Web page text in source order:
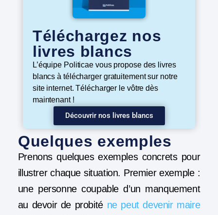
Téléchargez nos
livres blancs
L’équipe Politicae vous propose des livres
blancs à télécharger gratuitement sur notre
site internet. Télécharger le vôtre dès
maintenant !
Découvrir nos livres blancs
Quelques exemples
Prenons quelques exemples concrets pour
illustrer chaque situation. Premier exemple :
une personne coupable d’un manquement
au devoir de probité ne peut devenir maire